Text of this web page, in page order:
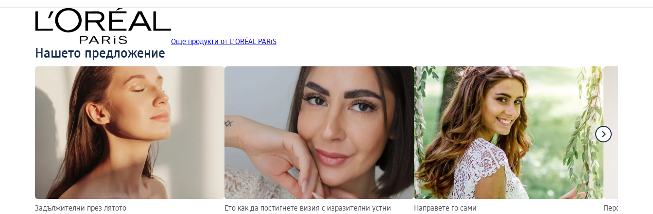
Още продукти от L'ORÉAL PARiS
Нашето предложение
Задължителни през лятото Ето как да постигнете визия с изразителни устни Направете го сами Перфектният